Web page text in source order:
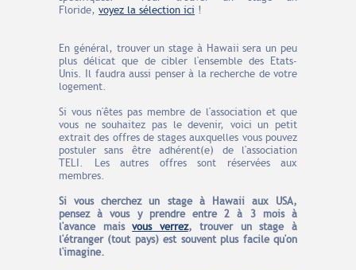
Floride, voyez la sélection ici !
En général, trouver un stage à Hawaii sera un peu
plus délicat que de cibler l'ensemble des Etats-
Unis. Il faudra aussi penser à la recherche de votre
logement.
Si vous n'êtes pas membre de l'association et que
vous ne souhaitez pas le devenir, voici un petit
extrait des offres de stages auxquelles vous pouvez
postuler sans être adhérent(e) de l'association
TELI. Les autres offres sont réservées aux
membres.
Si vous cherchez un stage à Hawaii aux USA,
pensez à vous y prendre entre 2 à 3 mois à
l'avance
maisvous verrez, trouver un stage à
l'étranger (tout pays) est souvent plus facile qu'on
l'imagine.